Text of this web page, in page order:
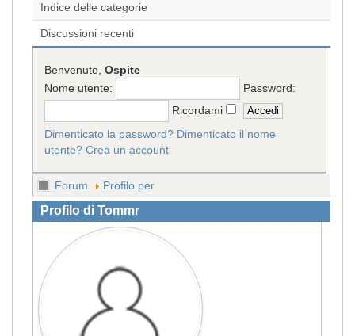
Indice delle categorie
Discussioni recenti
Benvenuto,Ospite
Nome utente:
Password:
Ricordami
Dimenticato la password? Dimenticato il nome
utente? Crea un account
Forum Profilo per
Profilo di Tommr